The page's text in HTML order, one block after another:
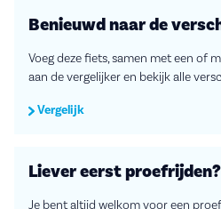
Benieuwd naar de
Voeg deze fiets, samen met een of
aan de vergelijker en bekijk alle
Vergelijk
Liever eerst proefrijden?
Je bent altijd welkom voor een